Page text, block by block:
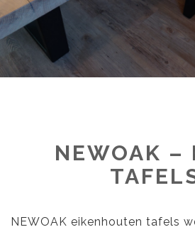
NEWOAK –
NEWOAK eikenhouten tafels